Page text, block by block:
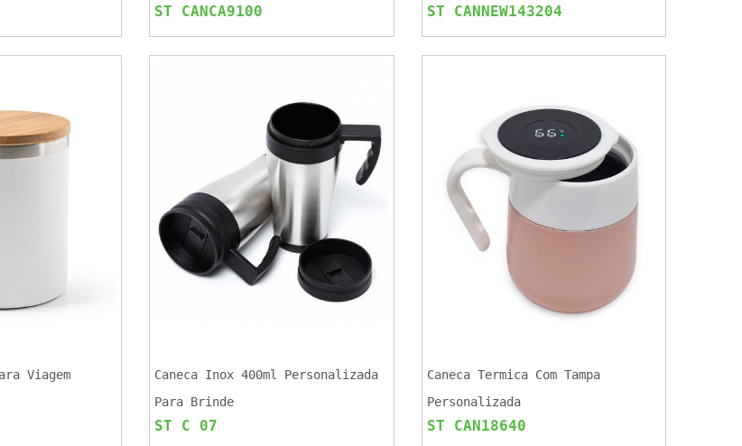
ST CANCA9100 ST CANNEW143204
Viagem
Caneca Inox 400ml Personalizada
Para Brinde
ST C 07
Caneca Termica Com Tampa
Personalizada
ST CAN18640